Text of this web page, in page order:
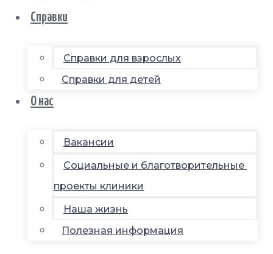
Справки
Справки для взрослых
Справки для детей
О нас
Вакансии
Социальные и благотворительные
проекты клиники
Наша жизнь
Полезная информация